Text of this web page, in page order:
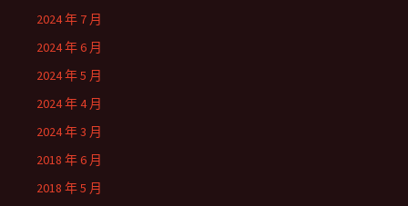
2024 年 7 月
2024 年 6 月
2024 年 5 月
2024 年 4 月
2024 年 3 月
2018 年 6 月
2018 年 5 月